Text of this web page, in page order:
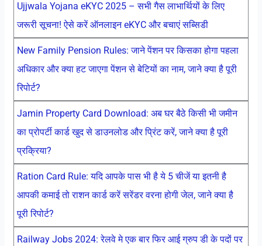
Ujjwala Yojana eKYC 2025 – सभी गैस लाभार्थियों के लिए
जरूरी सूचना! ऐसे करें ऑनलाइन eKYC और बचाएं सब्सिडी
New Family Pension Rules: जाने पेंशन पर किसका होगा पहला
अधिकार और क्या हट जाएगा पेंशन से बेटियों का नाम, जाने क्या है पूरी
रिपोर्ट?
Jamin Property Card Download: अब घर बैठे किसी भी जमीन
का प्रोपर्टी कार्ड खुद से डाउनलोड और प्रिंट करें, जाने क्या है पूरी
प्रक्रिया?
Ration Card Rule: यदि आपके पास भी है ये 5 चीजें या इतनी है
आपकी कमाई तो राशन कार्ड करें सरेंडर वरना होगी जेल, जाने क्या है
पूरी रिपोर्ट?
Railway Jobs 2024: रेलवे मे एक बार फिर आई ग्रुप डी के पदों पर